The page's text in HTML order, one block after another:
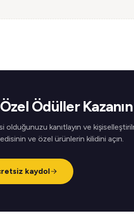
Ödüller Kazanın
kanıtlayın ve
ve özel ürünlerin kilidini açın.
kaydol